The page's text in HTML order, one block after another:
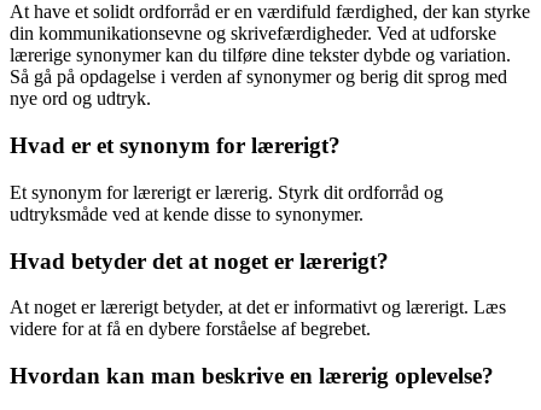
At have et solidt ordforråd er en værdifuld færdighed, der kan styrke
din kommunikationsevne og skrivefærdigheder. Ved at udforske
lærerige synonymer kan du tilføre dine tekster dybde og variation.
Så gå på opdagelse i verden af synonymer og berig dit sprog med
nye ord og udtryk.
Hvad er et synonym for lærerigt?
Et synonym for lærerigt er lærerig. Styrk dit ordforråd og
udtryksmåde ved at kende disse to synonymer.
Hvad betyder det at noget er lærerigt?
At noget er lærerigt betyder, at det er informativt og lærerigt. Læs
videre for at få en dybere forståelse af begrebet.
Hvordan kan man beskrive en lærerig oplevelse?